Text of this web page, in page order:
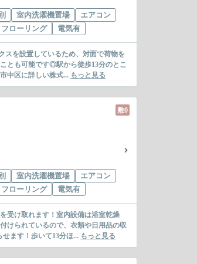
室内洗濯機置場
エアコン
フローリング 電気有
スを設置しているため、対面で荷物を
とも可能です◎駅から徒歩13分のとこ
中区に詳しい株式... もっと見る
敷0
室内洗濯機置場
エアコン
フローリング 電気有
受け取れます！室内設備は浴室乾燥
けられているので、衣類や日用品の収
ます！歩いて13分ほ... もっと見る